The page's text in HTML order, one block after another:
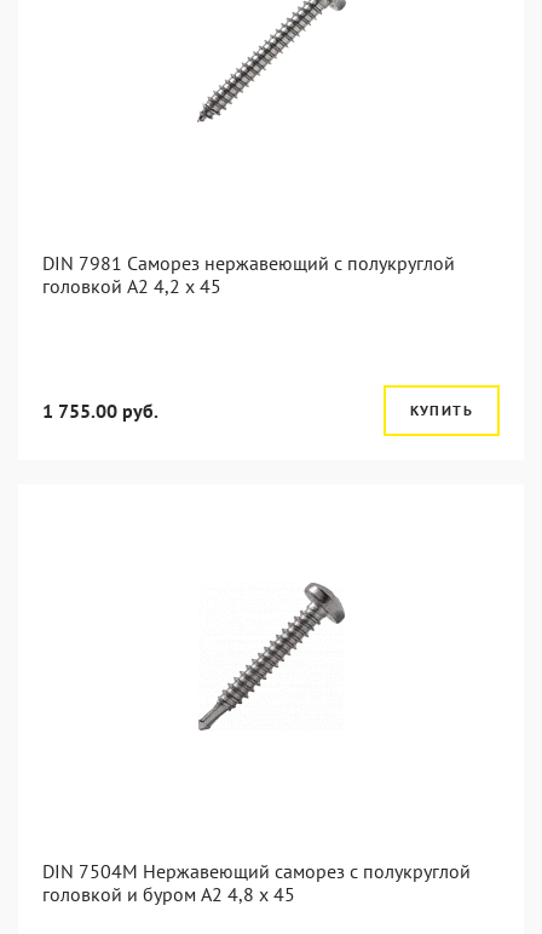
DIN 7981 Саморез нержавеющий с полукруглой
головкой А2 4,2 x 45
1 755.00 руб. КУПИТЬ
DIN 7504M Нержавеющий саморез с полукруглой
головкой и буром А2 4,8 x 45